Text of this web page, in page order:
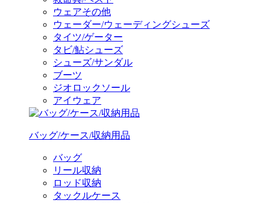
ウェアその他
ウェーダー/ウェーディングシューズ
タイツ/ゲーター
タビ/鮎シューズ
シューズ/サンダル
ブーツ
ジオロックソール
アイウェア
バッグ/ケース/収納用品
バッグ
リール収納
ロッド収納
タックルケース